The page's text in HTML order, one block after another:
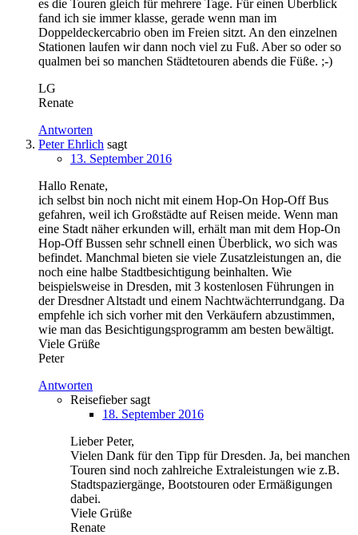
es die Touren gleich für mehrere Tage. Für einen Überblick
fand ich sie immer klasse, gerade wenn man im
Doppeldeckercabrio oben im Freien sitzt. An den einzelnen
Stationen laufen wir dann noch viel zu Fuß. Aber so oder so
qualmen bei so manchen Städtetouren abends die Füße. ;-)
LG
Renate
Antworten
Peter Ehrlich sagt
13. September 2016
Hallo Renate,
ich selbst bin noch nicht mit einem Hop-On Hop-Off Bus
gefahren, weil ich Großstädte auf Reisen meide. Wenn man
eine Stadt näher erkunden will, erhält man mit dem Hop-On
Hop-Off Bussen sehr schnell einen Überblick, wo sich was
befindet. Manchmal bieten sie viele Zusatzleistungen an, die
noch eine halbe Stadtbesichtigung beinhalten. Wie
beispielsweise in Dresden, mit 3 kostenlosen Führungen in
der Dresdner Altstadt und einem Nachtwächterrundgang. Da
empfehle ich sich vorher mit den Verkäufern abzustimmen,
wie man das Besichtigungsprogramm am besten bewältigt.
Viele Grüße
Peter
Antworten
Reisefiebersagt
18. September 2016
Lieber Peter,
Vielen Dank für den Tipp für Dresden. Ja, bei manchen
Touren sind noch zahlreiche Extraleistungen wie z.B.
Stadtspaziergänge, Bootstouren oder Ermäßigungen
dabei.
Viele Grüße
Renate